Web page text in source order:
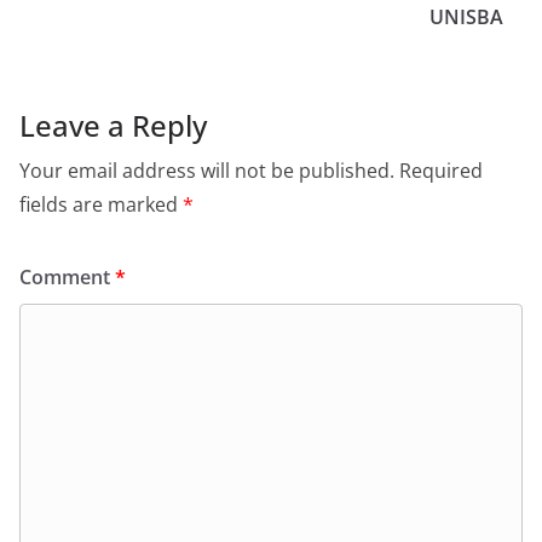
UNISBA
Leave a Reply
Your email address will not be published. Required
fields are marked *
Comment*